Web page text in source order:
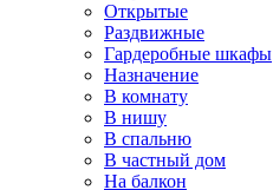
Открытые
Раздвижные
Гардеробные шкафы
Назначение
В комнату
В нишу
В спальню
В частный дом
На балкон